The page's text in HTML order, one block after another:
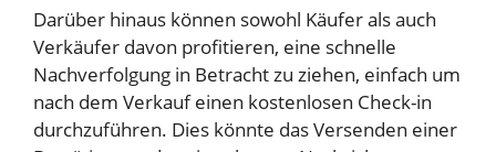
Darüber hinaus können sowohl Käufer als auch
Verkäufer davon profitieren, eine schnelle
Nachverfolgung in Betracht zu ziehen, einfach um
nach dem Verkauf einen kostenlosen Check-in
durchzuführen. Dies könnte das Versenden einer